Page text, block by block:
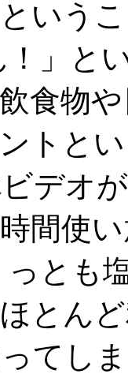
いう
！」と
食物
トと
デオ
間使
とも
とん
てし